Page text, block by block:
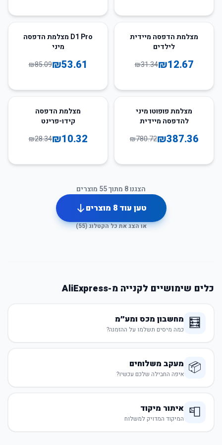
60
מצלמת הדפסה מיידית
לילדים
₪12.67
₪31.34
37
D1 Pro מצלמת הדפסה
מיני
₪53.61
₪85.09
מצלמת פופוטו מיני
להדפסה מיידית
₪387.36
₪780.72
מצלמת הדפסה
קידו-פרינט
₪10.32
₪28.34
הצגנו8 מתוך55 מוצרים
טען עוד8 מוצרים
או הצג את כל הקטלוג (55
)
כלים שימושיים לקנייה מ-AliExpress
🧮 מחשבון מכס ומע״מ
כמה מיסים תשלמו על ההזמנה?
📦 מעקב משלוחים
איפה החבילה שלכם עכשיו?
📮 איתור מיקוד
המיקוד המדויק למשלוח